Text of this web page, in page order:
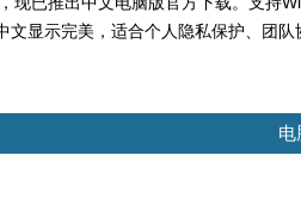
显示完美，适合个人隐私保护、团队
电